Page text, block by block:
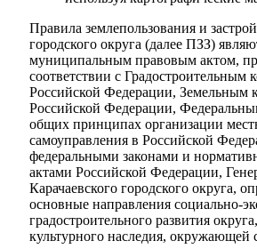
Правила землепользования и
городского округа (далее ПЗЗ)
муниципальным правовым актом,
соответствии с Градостроительным
Российской Федерации, Земельным
Российской Федерации,
общих принципах организации
самоуправления в Российской
федеральными законами и
актами Российской Федерации,
Карачаевского городского округа,
основные направления социально-
градостроительного развития
культурного наследия, окружающей